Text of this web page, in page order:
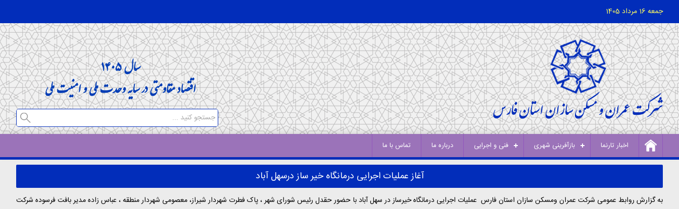
جمعه 16 مرداد 1405
اخبار تارنما بازآفرینی شهری فنی و اجرایی درباره ما تماس با ما
آغاز عملیات اجرایی درمانگاه خیر ساز درسهل آباد
به گزارش روابط عمومی شرکت عمران ومسکن سازان استان فارس عملیات اجرایی درمانگاه خیرساز در سهل آباد با حضور حقدل رئیس شورای شهر ، پاک فطرت شهردار شیراز، معصومی شهردار منطقه ، عباس زاده مدیر بافت فرسوده شرکت